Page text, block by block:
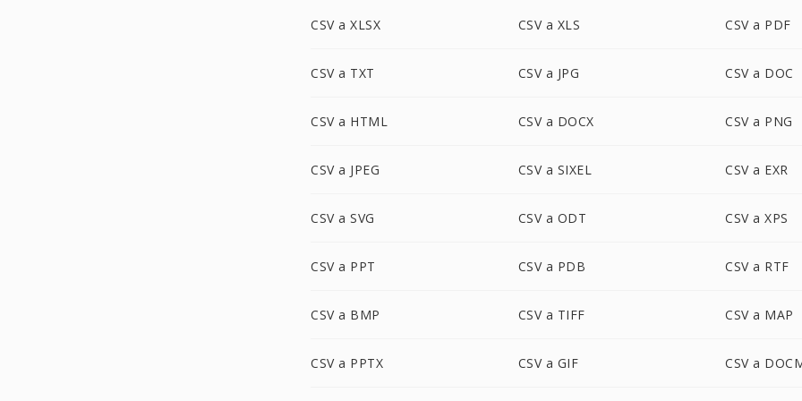
CSV a XLSX CSV a XLS CSV a PDF
CSV a TXT CSV a JPG CSV a DOC
CSV a HTML CSV a DOCX CSV a PNG
CSV a JPEG CSV a SIXEL CSV a EXR
CSV a SVG CSV a ODT CSV a XPS
CSV a PPT CSV a PDB CSV a RTF
CSV a BMP CSV a TIFF CSV a MAP
CSV a PPTX CSV a GIF CSV a